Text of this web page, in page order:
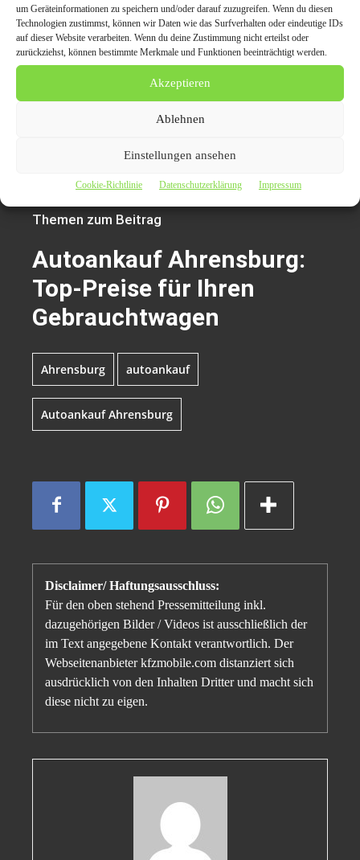
um Geräteinformationen zu speichern und/oder darauf zuzugreifen. Wenn du diesen
Technologien zustimmst, können wir Daten wie das Surfverhalten oder eindeutige IDs
auf dieser Website verarbeiten. Wenn du deine Zustimmung nicht erteilst oder
zurückziehst, können bestimmte Merkmale und Funktionen beeinträchtigt werden.
Akzeptieren
Ablehnen
Einstellungen ansehen
Cookie-Richtlinie Datenschutzerklärung Impressum
https://www.autoankaufAhrensburg.de/ Informationen
und eine kostenlose Fahrzeugbewertung.
Pressekontakt:
Autoankauf Ahrensburg
22926 Ahrensburg
Telefon: 0152 57332371
https://www.autoankaufahrensburg.de/
Themen zum Beitrag
Autoankauf Ahrensburg:
Top-Preise für Ihren
Gebrauchtwagen
Ahrensburg autoankauf
Autoankauf Ahrensburg
Disclaimer/ Haftungsausschluss:
Für den oben stehend Pressemitteilung inkl.
dazugehörigen Bilder / Videos ist ausschließlich der
im Text angegebene Kontakt verantwortlich. Der
Webseitenanbieter kfzmobile.com distanziert sich
ausdrücklich von den Inhalten Dritter und macht sich
diese nicht zu eigen.